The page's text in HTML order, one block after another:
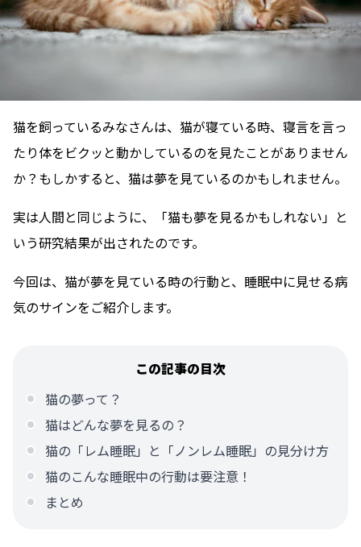
猫を飼っているみなさんは、猫が寝ている時、寝言を言っ
たり体をビクッと動かしているのを見たことがありません
か？もしかすると、猫は夢を見ているのかもしれません。
実は人間と同じように、「猫も夢を見るかもしれない」と
いう研究結果が出されたのです。
今回は、猫が夢を見ている時の行動と、睡眠中に見せる病
気のサインをご紹介します。
この記事の目次
猫の夢って？
猫はどんな夢を見るの？
猫の「レム睡眠」と「ノンレム睡眠」の見分け方
猫のこんな睡眠中の行動は要注意！
まとめ